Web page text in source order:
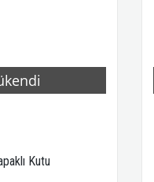
Kutu